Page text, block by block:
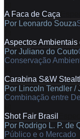
A Faca de Caça
Por Leonardo Souza
Aspectos Ambientais
Por Juliano do Couto
Conservação
Carabina S&W
Por Lincoln Tendler /
Combinação entre
Shot Fair Brasil
Por Rodrigo L. P. de
Público e o Mercado